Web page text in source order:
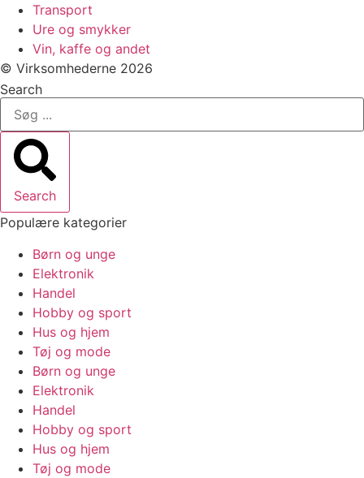
Transport
Ure og smykker
Vin, kaffe og andet
© Virksomhederne 2026
Search
Search
Populære kategorier
Børn og unge
Elektronik
Handel
Hobby og sport
Hus og hjem
Tøj og mode
Børn og unge
Elektronik
Handel
Hobby og sport
Hus og hjem
Tøj og mode